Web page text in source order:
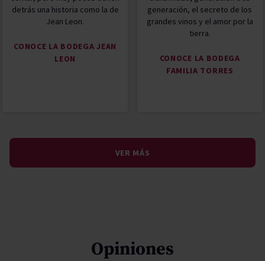
detrás una historia como la de
Jean Leon.
CONOCE LA BODEGA JEAN
LEON
generación, el secreto de los
grandes vinos y el amor por la
tierra.
CONOCE LA BODEGA
FAMILIA TORRES
VER MÁS
Opiniones